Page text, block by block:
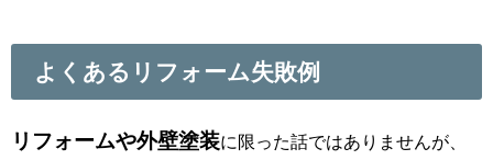
よくあるリフォーム失敗例
リフォームや外壁塗装に限った話ではありませんが、